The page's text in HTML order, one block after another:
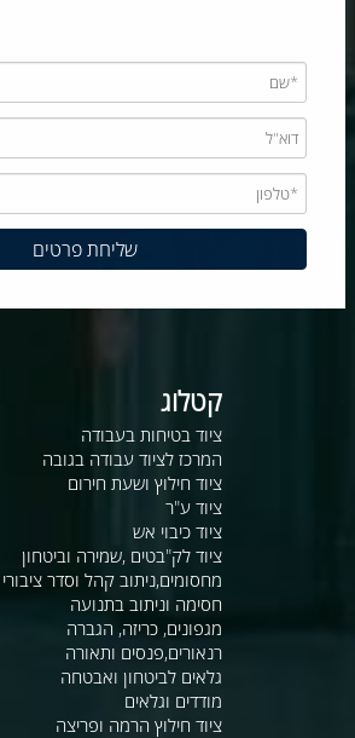
קטלוג
ציוד בטיחות בעבודה
המרכז לציוד עבודה בגובה
ציוד חילוץ ושעת חירום
ציוד ע"ר
ציוד כיבוי אש
ציוד לק"בטים ,שמירה וביטחון
מחסומים,ניתוב קהל וסדר ציבורי
חסימה וניתוב בתנועה
מגפונים, כריזה, הגברה
רנאורים,פנסים ותאורה
גלאים לביטחון ואבטחה
מודדים וגלאים
ציוד חילוץ הרמה ופריצה